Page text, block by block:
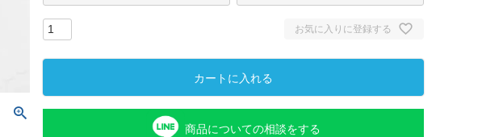
お気に入りに登録する
カートに入れる
商品についての相談をする